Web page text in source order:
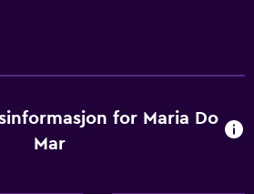
for Maria Do
Mar